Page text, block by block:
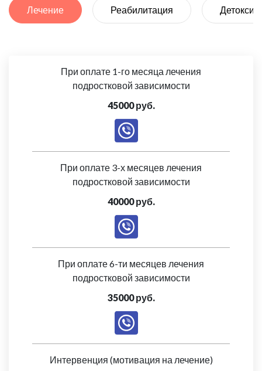
Лечение Реабилитация
При оплате 1-го месяца лечения
подростковой зависимости
45000 руб.
При оплате 3-х месяцев лечения
подростковой зависимости
40000 руб.
При оплате 6-ти месяцев лечения
подростковой зависимости
35000 руб.
Интервенция (мотивация на лечение)